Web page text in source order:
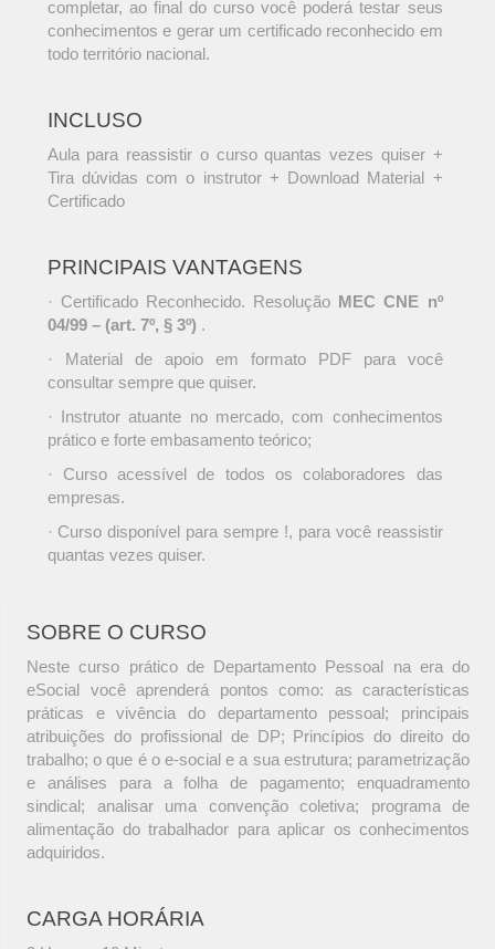
completar, ao final do curso você poderá testar seus
conhecimentos e gerar um certificado reconhecido em
todo território nacional.
INCLUSO
Aula para reassistir o curso quantas vezes quiser +
Tira dúvidas com o instrutor + Download Material +
Certificado
PRINCIPAIS VANTAGENS
· Certificado Reconhecido. Resolução MEC CNE nº
04/99 – (art. 7º, § 3º) .
· Material de apoio em formato PDF para você
consultar sempre que quiser.
· Instrutor atuante no mercado, com conhecimentos
prático e forte embasamento teórico;
· Curso acessível de todos os colaboradores das
empresas.
· Curso disponível para sempre !, para você reassistir
quantas vezes quiser.
SOBRE O CURSO
Neste curso prático de Departamento Pessoal na era do
eSocial você aprenderá pontos como: as características
práticas e vivência do departamento pessoal; principais
atribuições do profissional de DP; Princípios do direito do
trabalho; o que é o e-social e a sua estrutura; parametrização
e análises para a folha de pagamento; enquadramento
sindical; analisar uma convenção coletiva; programa de
alimentação do trabalhador para aplicar os conhecimentos
adquiridos.
CARGA HORÁRIA